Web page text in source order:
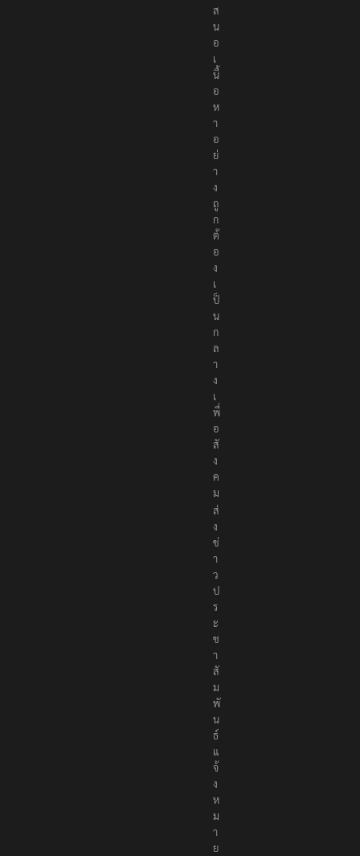
ส
น
อ
เ
นื้
อ
ห
า
อ
ย่
า
ง
ถู
ก
ต้
อ
ง
เ
ป็
น
ก
ล
า
ง
เ
พื่
อ
สั
ง
ค
ม
ส่
ง
ข่
า
ว
ป
ร
ะ
ช
า
สั
ม
พั
น
ธ์
แ
จ้
ง
ห
ม
า
ย